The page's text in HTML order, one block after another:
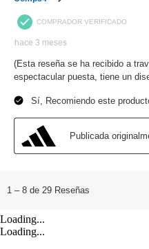
Loading...
Loading...